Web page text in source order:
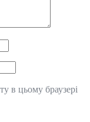
в цьому браузері